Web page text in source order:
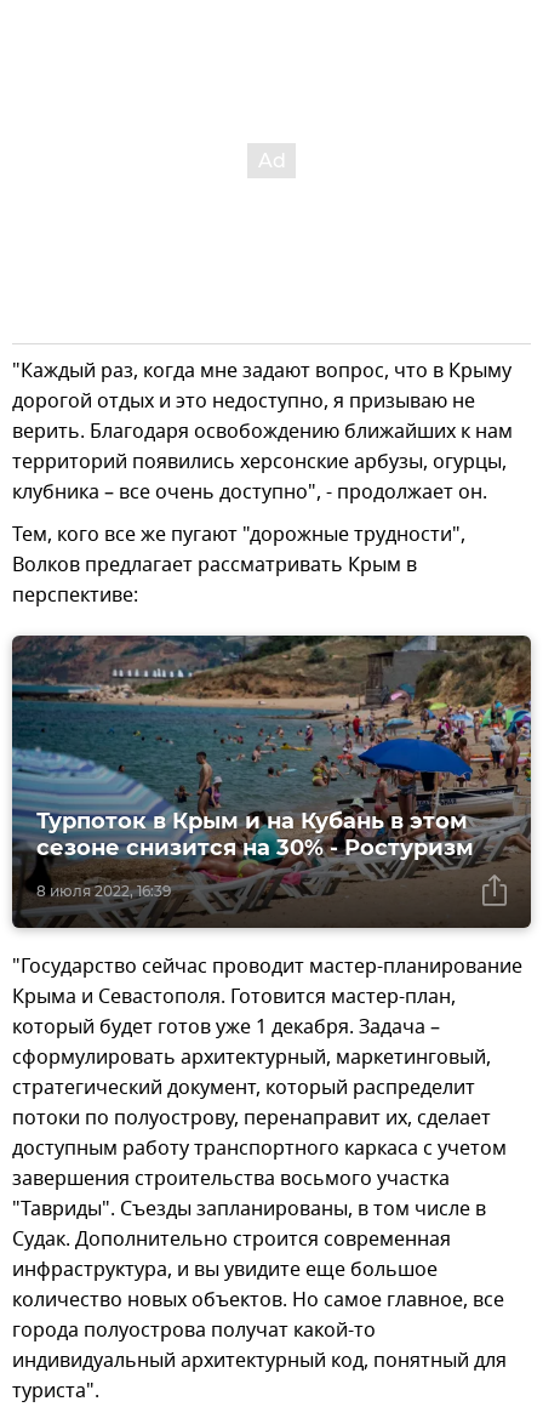
"Каждый раз, когда мне задают вопрос, что в Крыму
дорогой отдых и это недоступно, я призываю не
верить. Благодаря освобождению ближайших к нам
территорий появились херсонские арбузы, огурцы,
клубника – все очень доступно", - продолжает он.
Тем, кого все же пугают "дорожные трудности",
Волков предлагает рассматривать Крым в
перспективе:
8 июля 2022, 16:39
Турпоток в Крым и на Кубань в этом
сезоне снизится на 30% - Ростуризм
"Государство сейчас проводит мастер-планирование
Крыма и Севастополя. Готовится мастер-план,
который будет готов уже 1 декабря. Задача –
сформулировать архитектурный, маркетинговый,
стратегический документ, который распределит
потоки по полуострову, перенаправит их, сделает
доступным работу транспортного каркаса с учетом
завершения строительства восьмого участка
"Тавриды". Съезды запланированы, в том числе в
Судак. Дополнительно строится современная
инфраструктура, и вы увидите еще большое
количество новых объектов. Но самое главное, все
города полуострова получат какой-то
индивидуальный архитектурный код, понятный для
туриста".